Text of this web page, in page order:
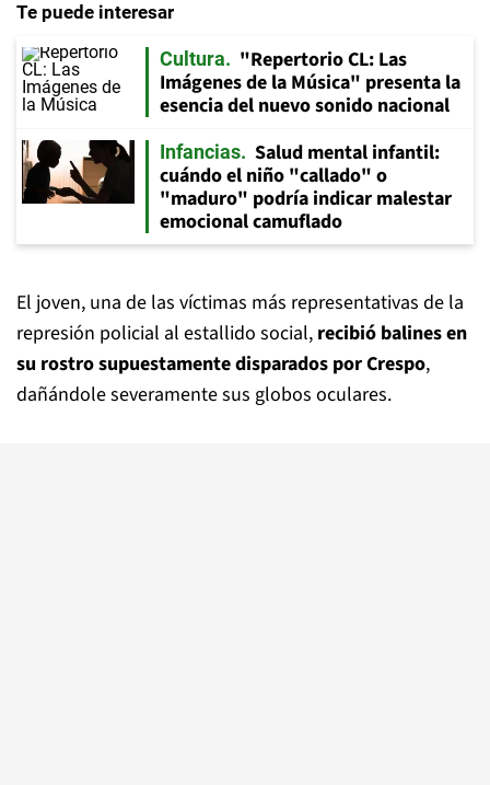
Te puede interesar
Cultura
"Repertorio CL: Las
Imágenes de la Música" presenta la
esencia del nuevo sonido nacional
Infancias
Salud mental infantil:
cuándo el niño "callado" o
"maduro" podría indicar malestar
emocional camuflado
El joven, una de las víctimas más representativas de la
represión policial al estallido social, recibió balines en
su rostro supuestamente disparados por Crespo,
dañándole severamente sus globos oculares.